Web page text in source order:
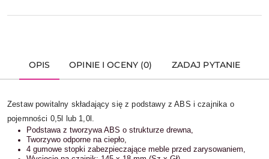
OPIS OPINIE I OCENY (0) ZADAJ PYTANIE
Zestaw powitalny składający się z podstawy z ABS i czajnika o
pojemności 0,5l lub 1,0l.
Podstawa z tworzywa ABS o strukturze drewna,
Tworzywo odporne na ciepło,
4 gumowe stopki zabezpieczające meble przed zarysowaniem,